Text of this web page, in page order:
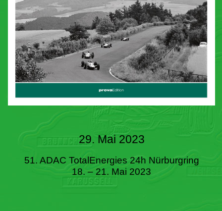
29. Mai 2023
51. ADAC TotalEnergies 24h Nürburgring
18. – 21. Mai 2023